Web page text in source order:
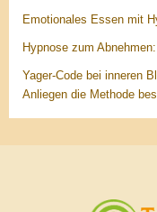
Emotionales Essen mit
Hypnose zum
Yager-Code bei inneren
Anliegen die Methode